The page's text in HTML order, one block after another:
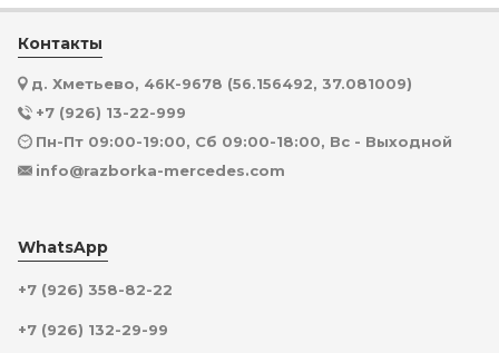
Контакты
д. Хметьево, 46К-9678 (56.156492, 37.081009)
+7 (926) 13-22-999
Пн-Пт 09:00-19:00, Сб 09:00-18:00, Вс - Выходной
info@razborka-mercedes.com
WhatsApp
+7 (926) 358-82-22
+7 (926) 132-29-99